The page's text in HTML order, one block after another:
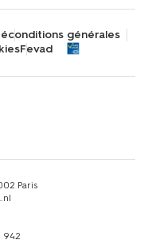
conditions générales
Fevad
Paris
942